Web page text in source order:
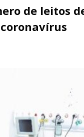
de leitos